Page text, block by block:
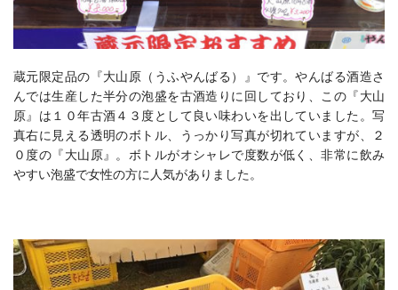
蔵元限定品の『大山原（うふやんばる）』です。やんばる酒造さ
んでは生産した半分の泡盛を古酒造りに回しており、この『大山
原』は１０年古酒４３度として良い味わいを出していました。写
真右に見える透明のボトル、うっかり写真が切れていますが、２
０度の『大山原』。ボトルがオシャレで度数が低く、非常に飲み
やすい泡盛で女性の方に人気がありました。